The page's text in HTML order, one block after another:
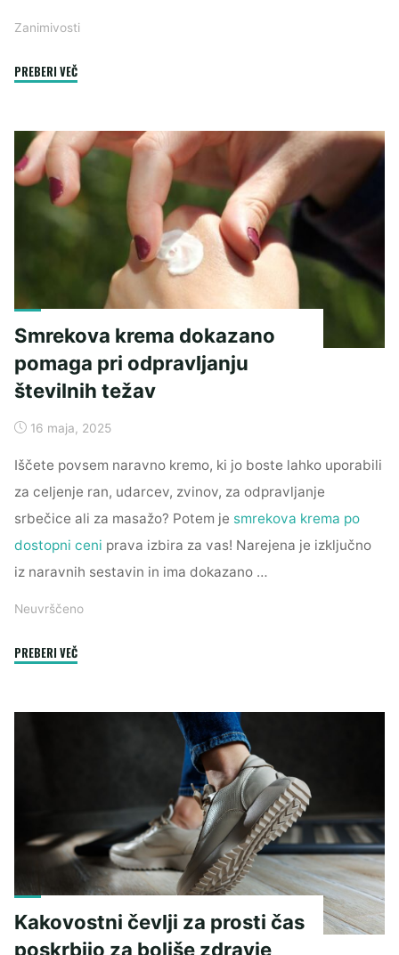
Zanimivosti
PREBERI VEČ"Kaj
Media"
Smrekova krema dokazano
pomaga pri odpravljanju
številnih težav
16 maja, 2025
Iščete povsem naravno kremo, ki jo boste lahko uporabili
za celjenje ran, udarcev, zvinov, za odpravljanje
srbečice ali za masažo? Potem je smrekova krema po
dostopni ceni prava izbira za vas! Narejena je izključno
iz naravnih sestavin in ima dokazano …
Neuvrščeno
PREBERI VEČ"Smrekova
Kakovostni čevlji za prosti čas
poskrbijo za boljše zdravje